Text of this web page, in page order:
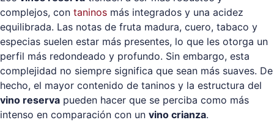
complejos, con taninos más integrados y una acidez
equilibrada. Las notas de fruta madura, cuero, tabaco y
especias suelen estar más presentes, lo que les otorga un
perfil más redondeado y profundo. Sin embargo, esta
complejidad no siempre significa que sean más suaves. De
hecho, el mayor contenido de taninos y la estructura del
vino reserva pueden hacer que se perciba como más
intenso en comparación con un vino crianza.